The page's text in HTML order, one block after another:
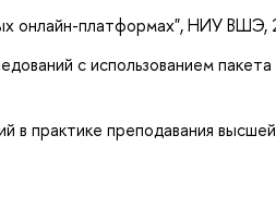
онлайн-платформах", НИУ ВШЭ,
с использованием пакета
в практике преподавания